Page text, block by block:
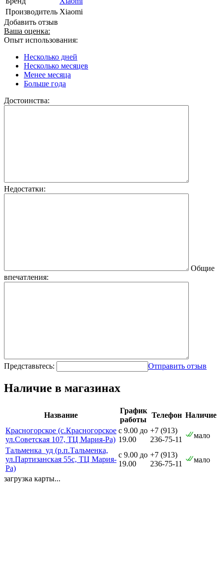
Производитель Xiaomi
Добавить отзыв
Ваша оценка:
Опыт использования:
Несколько дней
Несколько месяцев
Менее месяца
Больше года
Достоинства:
Недостатки:
Общие
впечатления:
Представьтесь: Отправить отзыв
Наличие в магазинах
Название
График
работы
Телефон Наличие
Красногорское (с.Красногорское
ул.Советская 107, ТЦ Мария-Ра)
с 9.00 до
19.00
+7 (913)
236-75-11
мало
Тальменка_уд (р.п.Тальменка,
ул.Партизанская 55с, ТЦ Мария-
Ра)
с 9.00 до
19.00
+7 (913)
236-75-11
мало
загрузка карты...